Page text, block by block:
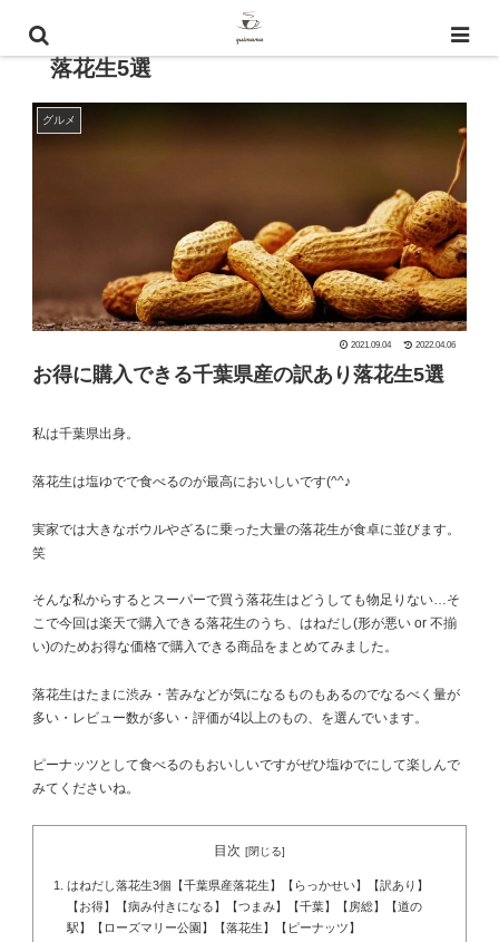
お得に購入できる千葉県産のはねだし
落花生5選
グルメ
2021.09.04 2022.04.06
お得に購入できる千葉県産の訳あり落花生5選
私は千葉県出身。
落花生は塩ゆでで食べるのが最高においしいです(^^♪
実家では大きなボウルやざるに乗った大量の落花生が食卓に並びます。
笑
そんな私からするとスーパーで買う落花生はどうしても物足りない…そ
こで今回は楽天で購入できる落花生のうち、はねだし(形が悪い or 不揃
い)のためお得な価格で購入できる商品をまとめてみました。
落花生はたまに渋み・苦みなどが気になるものもあるのでなるべく量が
多い・レビュー数が多い・評価が4以上のもの、を選んでいます。
ピーナッツとして食べるのもおいしいですがぜひ塩ゆでにして楽しんで
みてくださいね。
目次
はねだし落花生3個【千葉県産落花生】【らっかせい】【訳あり】
【お得】【病み付きになる】【つまみ】【千葉】【房総】【道の
駅】【ローズマリー公園】【落花生】【ピーナッツ】